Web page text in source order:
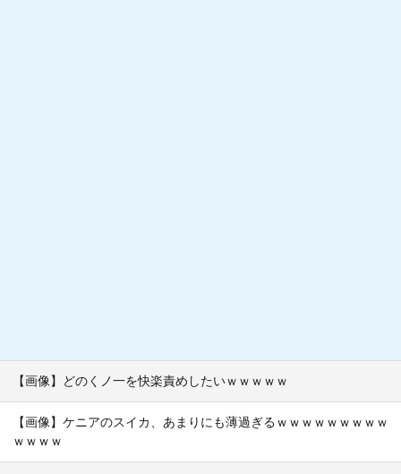
【画像】どのくノ一を快楽責めしたいｗｗｗｗｗ
【画像】ケニアのスイカ、あまりにも薄過ぎるｗｗｗｗｗｗｗｗｗ
ｗｗｗｗ